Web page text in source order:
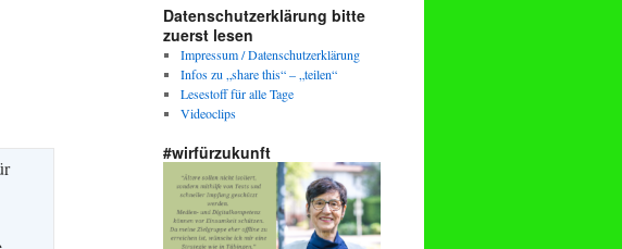
Datenschutzerklärung bitte
zuerst lesen
Impressum / Datenschutzerklärung
Infos zu „share this“ – „teilen“
Lesestoff für alle Tage
Videoclips
#wirfürzukunft